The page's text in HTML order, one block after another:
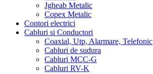
Jgheab Metalic
Copex Metalic
Contori electrici
Cabluri si Conductori
Coaxial, Utp, Alarmare, Telefonic
Cabluri de sudura
Cabluri MCC-G
Cabluri RV-K